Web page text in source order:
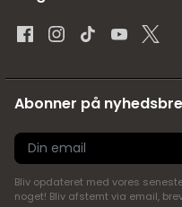
Abonner på
Bliv opdateret med vores
noget! Bliv afstemt via email,